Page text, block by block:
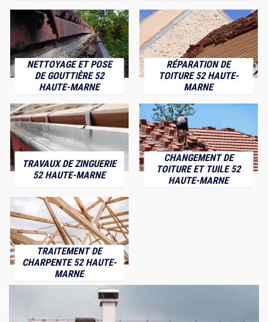
NETTOYAGE ET POSE
DE GOUTTIÈRE 52
HAUTE-MARNE
RÉPARATION DE
TOITURE 52 HAUTE-
MARNE
TRAVAUX DE ZINGUERIE
52 HAUTE-MARNE
CHANGEMENT DE
TOITURE ET TUILE 52
HAUTE-MARNE
TRAITEMENT DE
CHARPENTE 52 HAUTE-
MARNE